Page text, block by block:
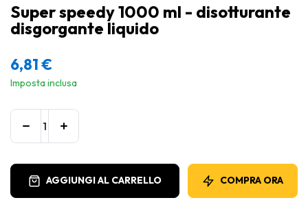
Super speedy 1000 ml - disotturante
disgorgante liquido
6,81€
Imposta inclusa
AGGIUNGI AL CARRELLO COMPRA ORA